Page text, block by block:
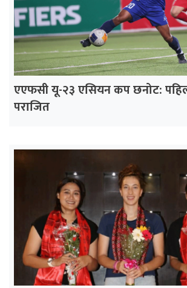
एएफसी यू-२३ एसियन कप छनोट:
पराजित